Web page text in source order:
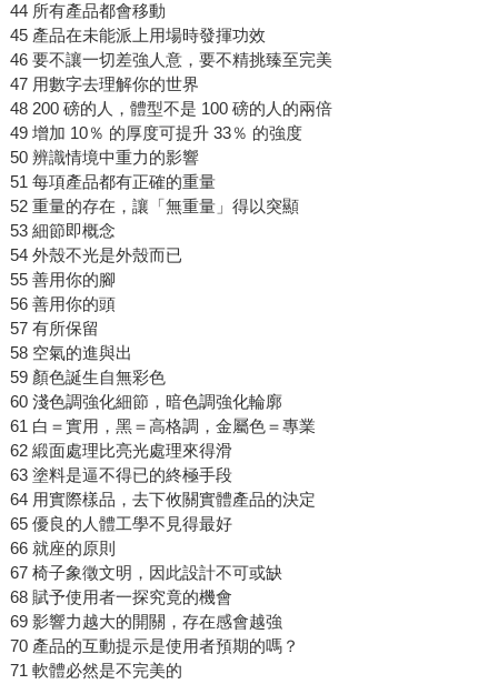
44 所有產品都會移動
45 產品在未能派上用場時發揮功效
46 要不讓一切差強人意，要不精挑臻至完美
47 用數字去理解你的世界
48 200 磅的人，體型不是 100 磅的人的兩倍
49 增加 10％ 的厚度可提升 33％ 的強度
50 辨識情境中重力的影響
51 每項產品都有正確的重量
52 重量的存在，讓「無重量」得以突顯
53 細節即概念
54 外殼不光是外殼而已
55 善用你的腳
56 善用你的頭
57 有所保留
58 空氣的進與出
59 顏色誕生自無彩色
60 淺色調強化細節，暗色調強化輪廓
61 白＝實用，黑＝高格調，金屬色＝專業
62 緞面處理比亮光處理來得滑
63 塗料是逼不得已的終極手段
64 用實際樣品，去下攸關實體產品的決定
65 優良的人體工學不見得最好
66 就座的原則
67 椅子象徵文明，因此設計不可或缺
68 賦予使用者一探究竟的機會
69 影響力越大的開關，存在感會越強
70 產品的互動提示是使用者預期的嗎？
71 軟體必然是不完美的